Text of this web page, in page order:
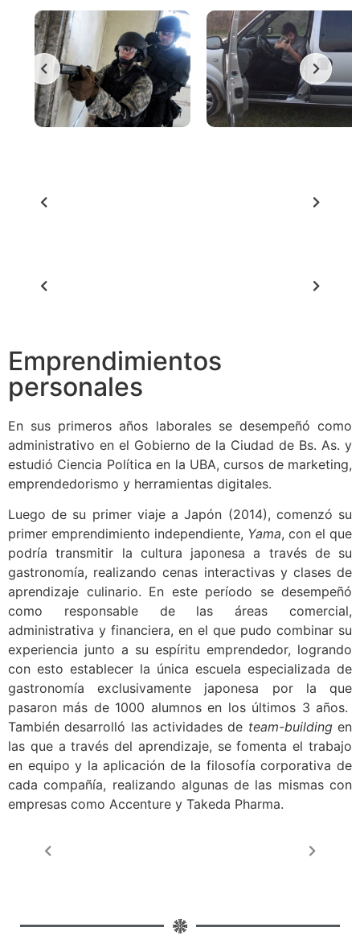
Emprendimientos
personales
En sus primeros años laborales se desempeñó como
administrativo en el Gobierno de la Ciudad de Bs. As. y
estudió Ciencia Política en la UBA, cursos de marketing,
emprendedorismo y herramientas digitales.
Luego de su primer viaje a Japón (2014), comenzó su
primer emprendimiento independiente, Yama, con el que
podría transmitir la cultura japonesa a través de su
gastronomía, realizando cenas interactivas y clases de
aprendizaje culinario. En este período se desempeñó
como responsable de las áreas comercial,
administrativa y financiera, en el que pudo combinar su
experiencia junto a su espíritu emprendedor, logrando
con esto establecer la única escuela especializada de
gastronomía exclusivamente japonesa por la que
pasaron más de 1000 alumnos en los últimos 3 años.
También desarrolló las actividades de team-buildingen
las que a través del aprendizaje, se fomenta el trabajo
en equipo y la aplicación de la filosofía corporativa de
cada compañía, realizando algunas de las mismas con
empresas como Accenture y Takeda Pharma.